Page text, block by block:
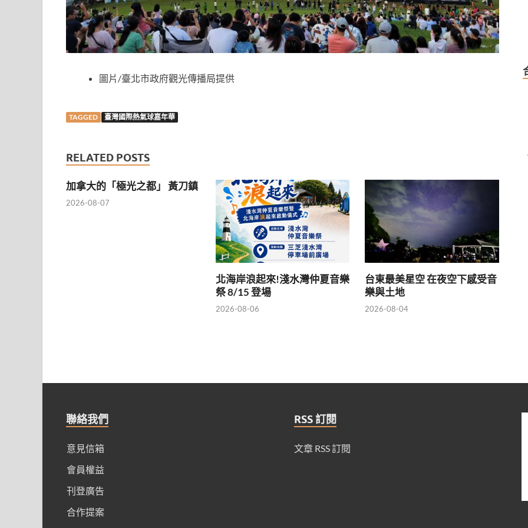
圖片/臺北市政府觀光傳播局提供
TAGGED 臺灣國際熱氣球嘉年華
RELATED POSTS
加拿大的「極光之都」 黃刀鎮
2026-08-07
北海岸浪起來!淺水灣仲夏音樂
祭 8/15 登場
2026-08-06
台東最美星空 在夜空下感受音
樂與土地
2026-08-04
聯絡我們
意見信箱
會員權益
刊登廣告
合作提案
RSS 訂閱
文章 RSS 訂閱